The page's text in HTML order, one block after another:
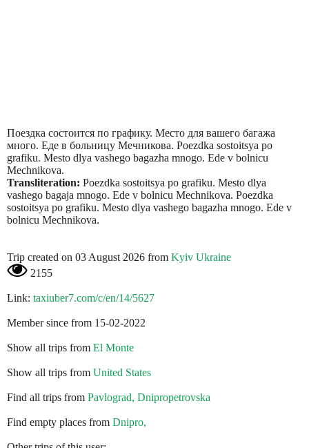
Поездка состоится по графику. Место для вашего багажа
много. Еде в больницу Мечникова. Poezdka sostoitsya po
grafiku. Mesto dlya vashego bagazha mnogo. Ede v bolnicu
Mechnikova.
Transliteration: Poezdka sostoitsya po grafiku. Mesto dlya
vashego bagaja mnogo. Ede v bolnicu Mechnikova. Poezdka
sostoitsya po grafiku. Mesto dlya vashego bagazha mnogo. Ede v
bolnicu Mechnikova.
Trip created on 03 August 2026 from Kyiv Ukraine
2155
Link: taxiuber7.com/c/en/14/5627
Member since from 15-02-2022
Show all trips from El Monte
Show all trips from United States
Find all trips from Pavlograd, Dnipropetrovska
Find empty places from Dnipro,